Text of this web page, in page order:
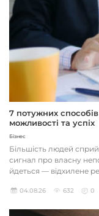
7 потужних
можливості та успіх
Бізнес
Більшість людей
сигнал про власну
йдеться — відхилене
04.08.26 632 0